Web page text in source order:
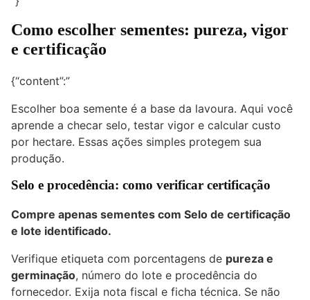
Como escolher sementes: pureza, vigor
e certificação
{“content”:”
Escolher boa semente é a base da lavoura. Aqui você
aprende a checar selo, testar vigor e calcular custo
por hectare. Essas ações simples protegem sua
produção.
Selo e procedência: como verificar certificação
Compre apenas sementes com Selo de certificação
e lote identificado.
Verifique etiqueta com porcentagens de pureza e
germinação, número do lote e procedência do
fornecedor. Exija nota fiscal e ficha técnica. Se não